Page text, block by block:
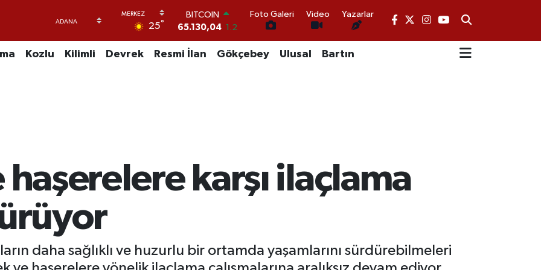
25°
BITCOIN
65.130,04 1.2
47,7106
0.17
Foto Galeri Video Yazarlar
Kozlu Kilimli Devrek Resmi İlan Gökçebey Ulusal Bartın
karşı ilaçlama
daha sağlıklı ve huzurlu bir ortamda yaşamlarını sürdürebilmeleri